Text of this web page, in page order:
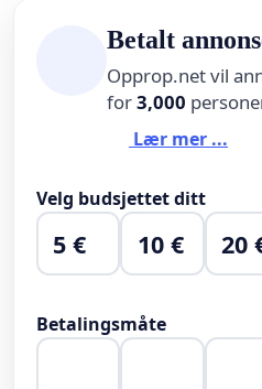
Betalt
Opprop.net vil
for3,000
Lær mer ...
Velg budsjettet ditt
5 € 10 € 20
Betalingsmåte